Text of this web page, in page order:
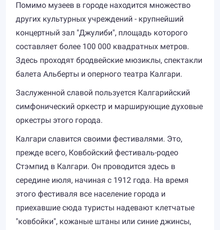
Помимо музеев в городе находится множество
других культурных учреждений - крупнейший
концертный зал "Джулиби", площадь которого
составляет более 100 000 квадратных метров.
Здесь проходят бродвейские мюзиклы, спектакли
балета Альберты и оперного театра Калгари.
Заслуженной славой пользуется Калгарийский
симфонический оркестр и марширующие духовые
оркестры этого города.
Калгари славится своими фестивалями. Это,
прежде всего, Ковбойский фестиваль-родео
Стэмпид в Калгари. Он проводится здесь в
середине июля, начиная с 1912 года. На время
этого фестиваля все население города и
приехавшие сюда туристы надевают клетчатые
"ковбойки", кожаные штаны или синие джинсы,